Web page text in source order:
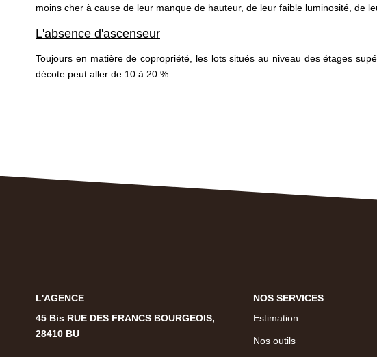
moins cher à cause de leur manque de hauteur, de leur faible luminosité, de
L'absence d'ascenseur
Toujours en matière de copropriété, les lots situés au niveau des étages
décote peut aller de 10 à 20 %.
L'AGENCE
45 Bis RUE DES FRANCS BOURGEOIS,
28410 BU
NOS SERVICES
Estimation
Nos outils